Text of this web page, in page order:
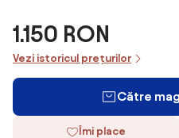
1.150 RON
Vezi istoricul prețurilor
Către
Îmi place